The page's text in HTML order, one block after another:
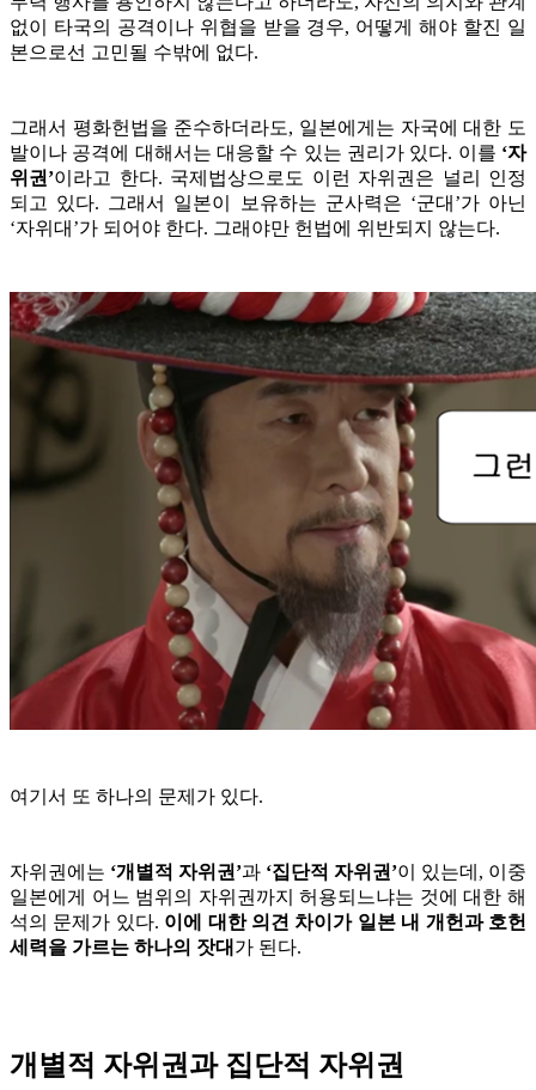
없이 타국의 공격이나 위협을 받을 경우, 어떻게 해야 할진 일
본으로선 고민될 수밖에 없다.
그래서 평화헌법을 준수하더라도, 일본에게는 자국에 대한 도
발이나 공격에 대해서는 대응할 수 있는 권리가 있다. 이를 ‘자
위권’이라고 한다. 국제법상으로도 이런 자위권은 널리 인정
되고 있다. 그래서 일본이 보유하는 군사력은 ‘군대’가 아닌
‘자위대’가 되어야 한다. 그래야만 헌법에 위반되지 않는다.
여기서 또 하나의 문제가 있다.
자위권에는 ‘개별적 자위권’과 ‘집단적 자위권’이 있는데, 이중
일본에게 어느 범위의 자위권까지 허용되느냐는 것에 대한 해
석의 문제가 있다. 이에 대한 의견 차이가 일본 내 개헌과 호헌
세력을 가르는 하나의 잣대 가 된다.
개별적 자위권과 집단적 자위권